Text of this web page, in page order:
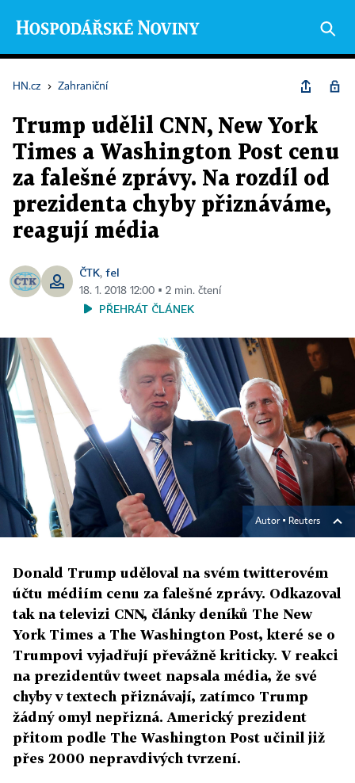
HN.cz › Zahraniční
Trump udělil CNN, New York
Times a Washington Post cenu
za falešné zprávy. Na rozdíl od
prezidenta chyby přiznáváme,
reagují média
ČTK, fel
18. 1. 2018 12:00 ▪ 2 min. čtení
PŘEHRÁT ČLÁNEK
Autor ▪ Reuters
Donald Trump uděloval na svém twitterovém
účtu médiím cenu za falešné zprávy. Odkazoval
tak na televizi CNN, články deníků The New
York Times a The Washington Post, které se o
Trumpovi vyjadřují převážně kriticky. V reakci
na prezidentův tweet napsala média, že své
chyby v textech přiznávají, zatímco Trump
žádný omyl nepřizná. Americký prezident
přitom podle The Washington Post učinil již
přes 2000 nepravdivých tvrzení.